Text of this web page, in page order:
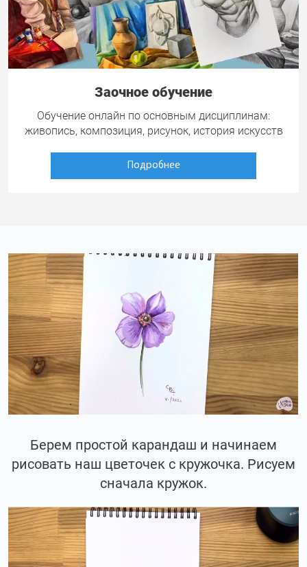
Заочное обучение
Обучение онлайн по основным дисциплинам:
живопись, композиция, рисунок, история искусств
Подробнее
Берем простой карандаш и начинаем
рисовать наш цветочек с кружочка. Рисуем
сначала кружок.